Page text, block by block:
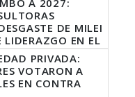
A 2027:
DE MILEI
LIDERAZGO EN EL
PRIVADA:
VOTARON A
EN CONTRA